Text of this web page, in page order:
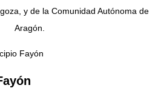
y de la Comunidad Autónoma de
Aragón.
Fayón